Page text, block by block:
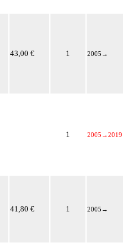
43,00 € 1 2005 →
1 2005 →2019
41,80 € 1 2005 →